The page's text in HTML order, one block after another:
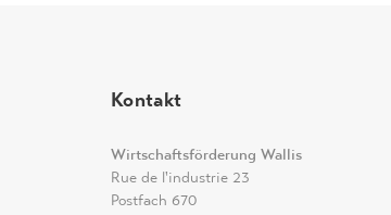
Kontakt
Wirtschaftsförderung Wallis
Rue de l'industrie 23
Postfach 670